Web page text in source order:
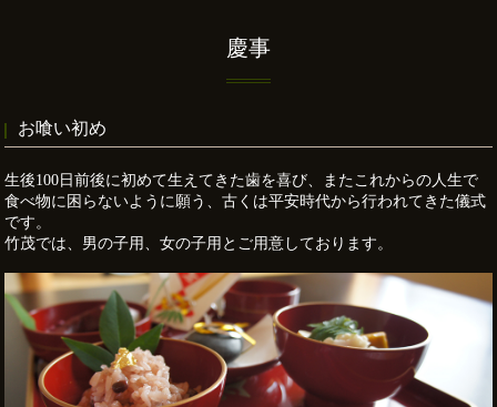
慶事
お喰い初め
生後100日前後に初めて生えてきた歯を喜び、またこれからの人生で
食べ物に困らないように願う、古くは平安時代から行われてきた儀式
です。
竹茂では、男の子用、女の子用とご用意しております。